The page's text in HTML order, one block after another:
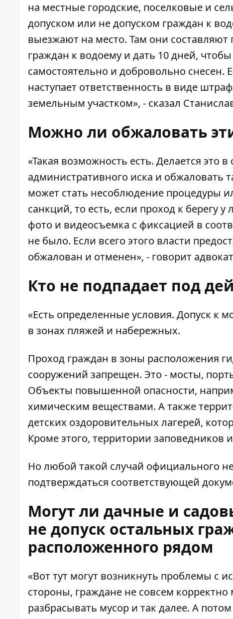
на местные городские, поселковые и
допуском или не допуском граждан к
выезжают на место. Там они
граждан к водоему и дать 10 дней,
самостоятельно и добровольно снесен.
наступает ответственность в виде
земельным участком», - сказал
Можно ли обжаловать
«Такая возможность есть. Делается это
административного иска и обжаловать
может стать несоблюдение процедуры
санкций, то есть, если проход к берегу
фото и видеосъемка с фиксацией в
не было. Если всего этого власти
обжалован и отменен», - говорит
Кто не подпадает под
«Есть определенные условия. Допуск к
в зонах пляжей и набережных.
Проход граждан в зоны расположения
сооружений запрещен. Это - мосты,
Объекты повышенной опасности,
химическим веществами. А также
детских оздоровительных лагерей,
Кроме этого, территории заповедников
Но любой такой случай официального
подтверждаться соответствующей
Могут ли дачные и
не допуск остальных
расположенного рядом
«Вот тут могут возникнуть проблемы с
стороны, граждане не совсем корректно
разбрасывать мусор и так далее. А